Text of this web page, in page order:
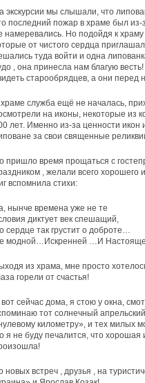
экскурсии мы слышали, что
последний пожар в храме был
намеревались. Но подойдя к
от чистого сердца
туда войти и одна
, она принесла нам благую
старообрядцев, а они перед
служба ещё не началась,
на иконы, некоторые из
лет. Именно из-за ценности
за свои священные
пришло время прощаться с
, желали всего хорошего
вспомнила стихи:
нынче времена уже не те
диктует век спешащий,
сердце так грустит о доброте…
модной…Искренней …И
из храма, мне просто
горели от счастья!
сейчас дома, я стою у окна,
тот солнечный
километру», и тех милых
я не буду печалится, что хорошая
новых встреч , друзья , на